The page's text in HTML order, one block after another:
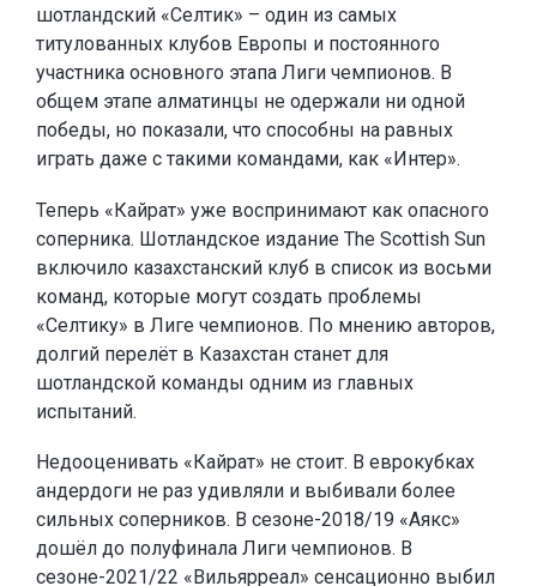
шотландский «Селтик» – один из самых
титулованных клубов Европы и постоянного
участника основного этапа Лиги чемпионов. В
общем этапе алматинцы не одержали ни одной
победы, но показали, что способны на равных
играть даже с такими командами, как «Интер».
Теперь «Кайрат» уже воспринимают как опасного
соперника. Шотландское издание The Scottish Sun
включило казахстанский клуб в список из восьми
команд, которые могут создать проблемы
«Селтику» в Лиге чемпионов. По мнению авторов,
долгий перелёт в Казахстан станет для
шотландской команды одним из главных
испытаний.
Недооценивать «Кайрат» не стоит. В еврокубках
андердоги не раз удивляли и выбивали более
сильных соперников. В сезоне-2018/19 «Аякс»
дошёл до полуфинала Лиги чемпионов. В
сезоне-2021/22 «Вильярреал» сенсационно выбил